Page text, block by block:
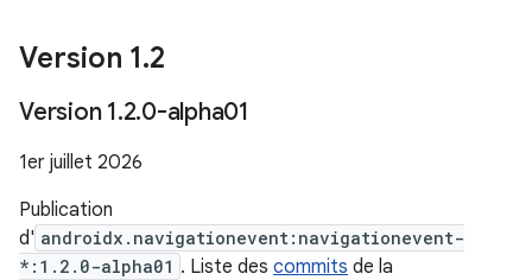
Version 1.2
Version 1.2.0-alpha01
1er juillet 2026
Publication
d' androidx.navigationevent:navigationevent-
*:1.2.0-alpha01 . Liste des commits de la